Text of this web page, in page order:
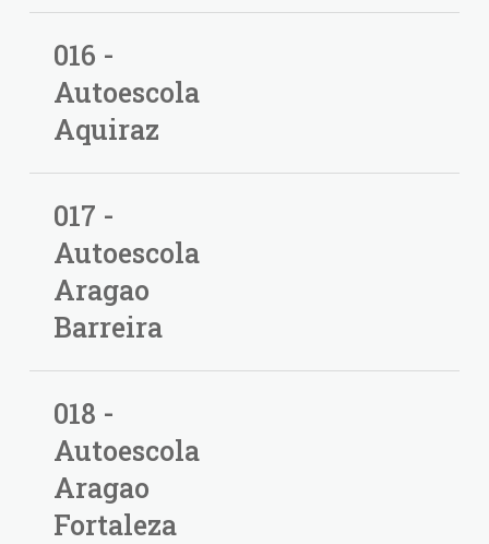
016 -
Autoescola
Aquiraz
017 -
Autoescola
Aragao
Barreira
018 -
Autoescola
Aragao
Fortaleza